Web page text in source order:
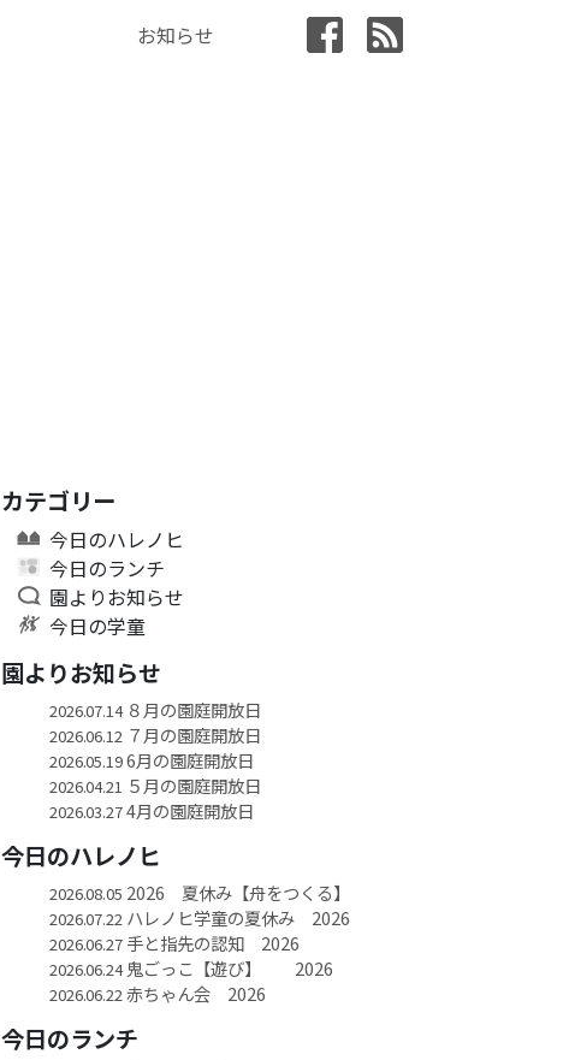
お知らせ
カテゴリー
今日のハレノヒ
今日のランチ
園よりお知らせ
今日の学童
園よりお知らせ
2026.07.14８月の園庭開放日
2026.06.12 ７月の園庭開放日
2026.05.196月の園庭開放日
2026.04.21 ５月の園庭開放日
2026.03.274月の園庭開放日
今日のハレノヒ
2026.08.05 2026 夏休み【舟をつくる】
2026.07.22 ハレノヒ学童の夏休み 2026
2026.06.27手と指先の認知 2026
2026.06.24鬼ごっこ【遊び】 2026
2026.06.22 赤ちゃん会 2026
今日のランチ